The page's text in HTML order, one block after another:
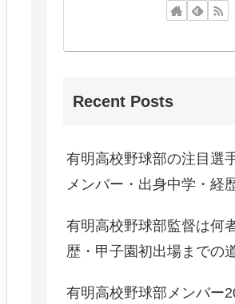
Recent Posts
有明高校野球部の注目選
メンバー・出身中学・経
有明高校野球部監督は何
歴・甲子園初出場までの
有明高校野球部メンバー